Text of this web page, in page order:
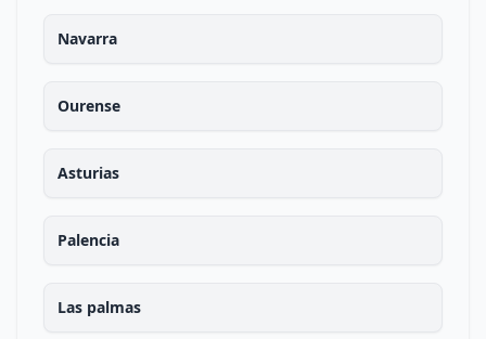
Navarra
Ourense
Asturias
Palencia
Las palmas